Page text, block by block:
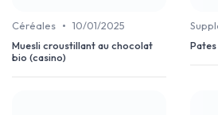
Céréales • 10/01/2025
Muesli croustillant au chocolat
bio (casino)